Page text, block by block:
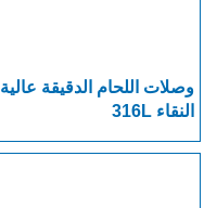
وصلات اللحام الدقيقة عالية
النقاء 316L